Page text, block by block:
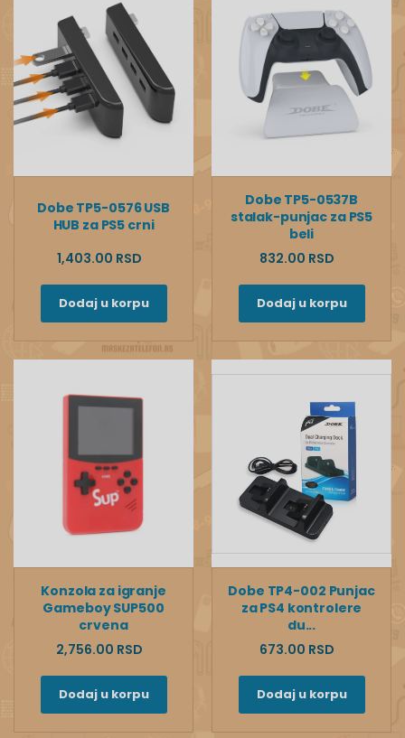
Dobe TP5-0576 USB
HUB za PS5 crni
1,403.00 RSD
Dodaj u korpu
Dobe TP5-0537B
stalak-punjac za PS5
beli
832.00 RSD
Dodaj u korpu
Konzola za igranje
Gameboy SUP500
crvena
2,756.00 RSD
Dodaj u korpu
Dobe TP4-002 Punjac
za PS4 kontrolere
du...
673.00 RSD
Dodaj u korpu